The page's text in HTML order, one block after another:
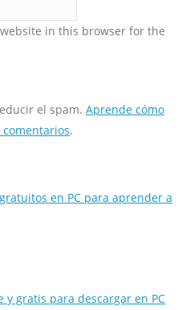
in this browser for the
el spam. Aprende cómo
.
en PC para aprender a
gratis para descargar en PC